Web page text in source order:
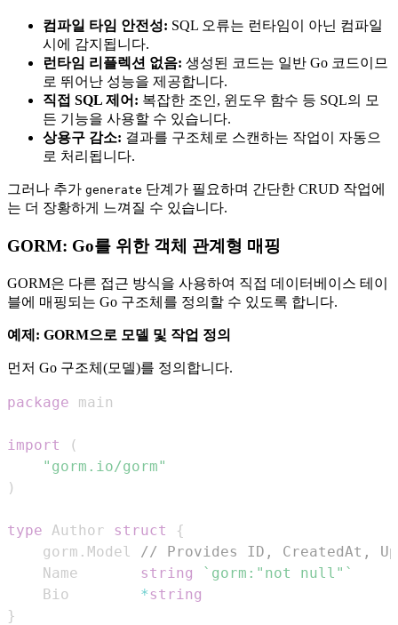
컴파일 타임 안전성: SQL 오류는 런타임이 아닌 컴파일
시에 감지됩니다.
런타임 리플렉션 없음: 생성된 코드는 일반 Go 코드이므
로 뛰어난 성능을 제공합니다.
직접 SQL 제어: 복잡한 조인, 윈도우 함수 등 SQL의 모
든 기능을 사용할 수 있습니다.
상용구 감소: 결과를 구조체로 스캔하는 작업이 자동으
로 처리됩니다.
그러나 추가 generate 단계가 필요하며 간단한 CRUD 작업에
는 더 장황하게 느껴질 수 있습니다.
GORM: Go를 위한 객체 관계형 매핑
GORM은 다른 접근 방식을 사용하여 직접 데이터베이스 테이
블에 매핑되는 Go 구조체를 정의할 수 있도록 합니다.
예제: GORM으로 모델 및 작업 정의
먼저 Go 구조체(모델)를 정의합니다.
package
import
(
"gorm.io/gorm"
)
type Author struct
{
	gorm
. Model
// Provides ID, CreatedAt,
	Name
string
`gorm:"not null"`
	Bio
*string
}